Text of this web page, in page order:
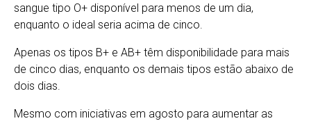
sangue tipo O+ disponível para menos de um dia,
enquanto o ideal seria acima de cinco.
Apenas os tipos B+ e AB+ têm disponibilidade para mais
de cinco dias, enquanto os demais tipos estão abaixo de
dois dias.
Mesmo com iniciativas em agosto para aumentar as